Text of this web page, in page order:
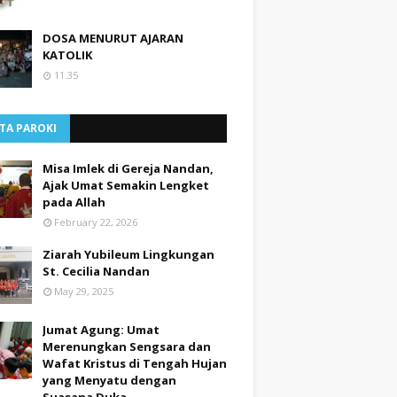
DOSA MENURUT AJARAN
KATOLIK
11.35
PAROKI
Misa Imlek di Gereja Nandan,
Ajak Umat Semakin Lengket
pada Allah
February 22, 2026
Ziarah Yubileum Lingkungan
St. Cecilia Nandan
May 29, 2025
Jumat Agung: Umat
Merenungkan Sengsara dan
Wafat Kristus di Tengah Hujan
yang Menyatu dengan